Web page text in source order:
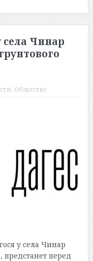
села Чинар
, Общество
у села Чинар
предстанет перед